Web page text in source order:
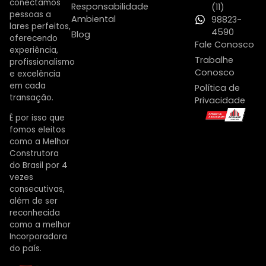
conectamos
pessoas a
lares perfeitos,
oferecendo
experiência,
profissionalismo
e excelência
em cada
transação.
É por isso que
fomos eleitos
como a Melhor
Construtora
do Brasil por 4
vezes
consecutivas,
além de ser
reconhecida
como a melhor
Incorporadora
do país.
Responsabilidade
Ambiental
Blog
(11)
98823-
4590
Fale Conosco
Trabalhe
Conosco
Política de
Privacidade